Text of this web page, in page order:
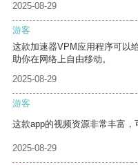
2025-08-29
游客
这款加速器VPM应用程序可以
助你在网络上自由移动。
2025-08-29
游客
这款app的视频资源非常丰富，
2025-08-29